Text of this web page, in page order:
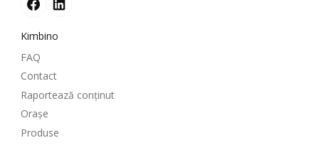
Kimbino
FAQ
Contact
Raportează conținut
Oraşe
Produse